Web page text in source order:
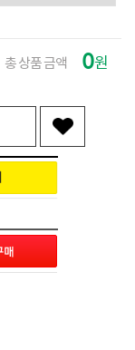
총 상품 금액 0원